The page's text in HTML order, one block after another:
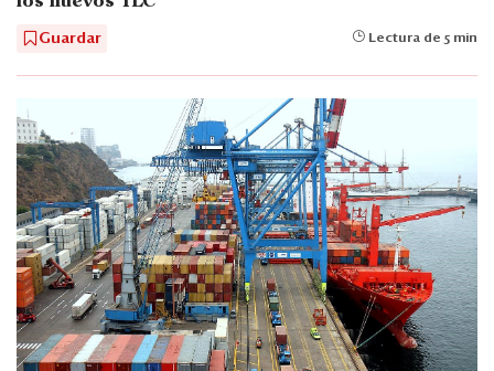
Guardar Lectura de 5 min